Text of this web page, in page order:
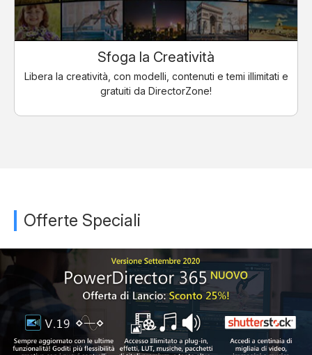
Sfoga la Creatività
Libera la creatività, con modelli, contenuti e temi illimitati e
gratuiti da DirectorZone!
Offerte Speciali